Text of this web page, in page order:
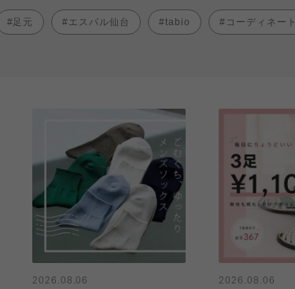
足元 エスパル仙台 tabio コーディネート
2026.08.06
2026.08.06